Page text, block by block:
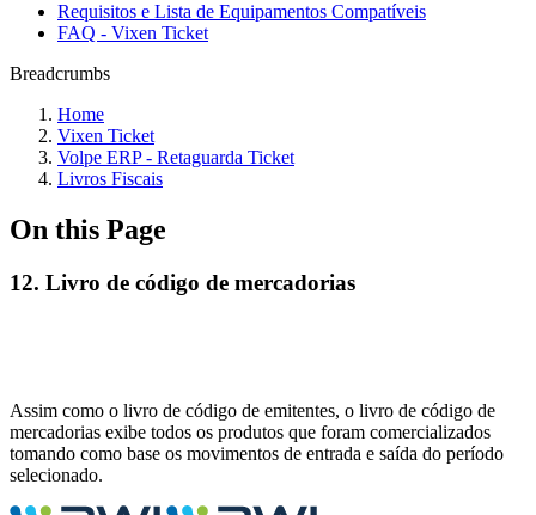
Requisitos e Lista de Equipamentos Compatíveis
FAQ - Vixen Ticket
Breadcrumbs
Home
Vixen Ticket
Volpe ERP - Retaguarda Ticket
Livros Fiscais
On this Page
12. Livro de código de mercadorias
Assim como o livro de código de emitentes, o livro de código de
mercadorias exibe todos os produtos que foram comercializados
tomando como base os movimentos de entrada e saída do período
selecionado.